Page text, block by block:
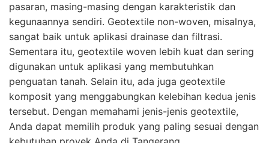
pasaran, masing-masing dengan karakteristik dan
kegunaannya sendiri. Geotextile non-woven, misalnya,
sangat baik untuk aplikasi drainase dan filtrasi.
Sementara itu, geotextile woven lebih kuat dan sering
digunakan untuk aplikasi yang membutuhkan
penguatan tanah. Selain itu, ada juga geotextile
komposit yang menggabungkan kelebihan kedua jenis
tersebut. Dengan memahami jenis-jenis geotextile,
Anda dapat memilih produk yang paling sesuai dengan